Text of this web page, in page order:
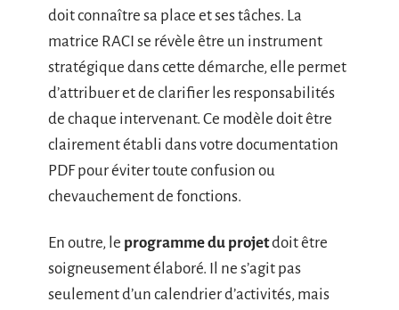
doit connaître sa place et ses tâches. La
matrice RACI se révèle être un instrument
stratégique dans cette démarche, elle permet
d’attribuer et de clarifier les responsabilités
de chaque intervenant. Ce modèle doit être
clairement établi dans votre documentation
PDF pour éviter toute confusion ou
chevauchement de fonctions.
En outre, le programme du projetdoit être
soigneusement élaboré. Il ne s’agit pas
seulement d’un calendrier d’activités, mais